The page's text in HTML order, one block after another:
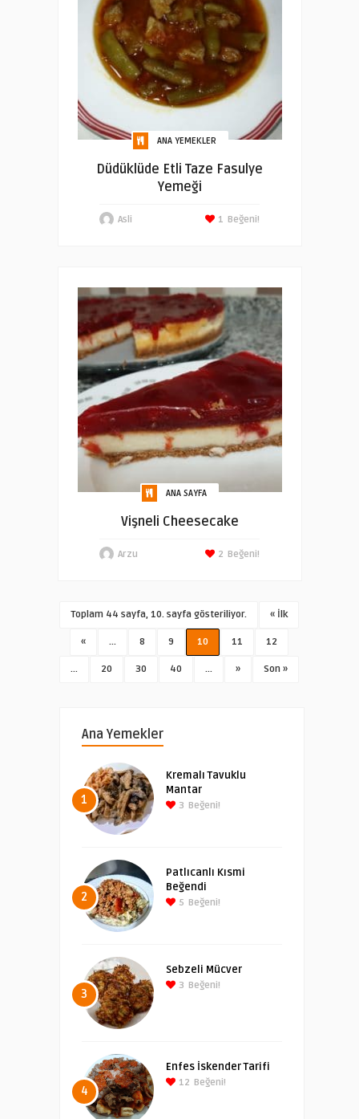
ANA YEMEKLER
Düdüklüde Etli Taze Fasulye
Yemeği
Asli Beğeni!
1
ANA SAYFA
Vişneli Cheesecake
Arzu Beğeni!
2
Toplam 44 sayfa, 10. sayfa gösteriliyor. « İlk
« ... 8 9 10 11 12
... 20 30 40 ... » Son »
Ana Yemekler
1
Kremalı Tavuklu
Mantar
3 Beğeni!
2
Patlıcanlı Kısmi
Beğendi
5 Beğeni!
3
Sebzeli Mücver
3 Beğeni!
4
Enfes İskender Tarifi
12 Beğeni!